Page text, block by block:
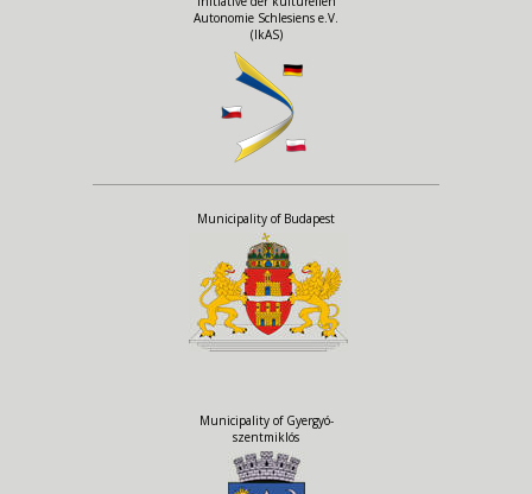
Autonomie Schlesiens e.V.
(IkAS)
Municipality of Budapest
Municipality of Gyergyó-
szentmiklós